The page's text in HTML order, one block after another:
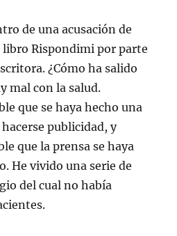
de una acusación de
Rispondimi por parte
¿Cómo ha salido
mal con la salud.
que se haya hecho una
publicidad, y
que la prensa se haya
He vivido una serie de
del cual no había